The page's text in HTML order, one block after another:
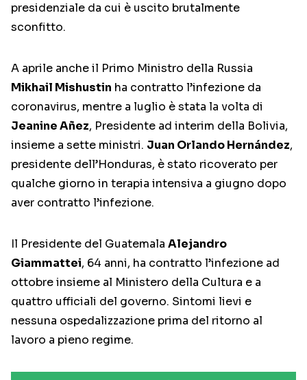
presidenziale da cui è uscito brutalmente
sconfitto.
A aprile anche il Primo Ministro della Russia
Mikhail Mishustin ha contratto l’infezione da
coronavirus, mentre a luglio è stata la volta di
Jeanine Añez, Presidente ad interim della Bolivia,
insieme a sette ministri. Juan Orlando Hernández,
presidente dell’Honduras, è stato ricoverato per
qualche giorno in terapia intensiva a giugno dopo
aver contratto l’infezione.
Il Presidente del Guatemala Alejandro
Giammattei, 64 anni, ha contratto l’infezione ad
ottobre insieme al Ministero della Cultura e a
quattro ufficiali del governo. Sintomi lievi e
nessuna ospedalizzazione prima del ritorno al
lavoro a pieno regime.